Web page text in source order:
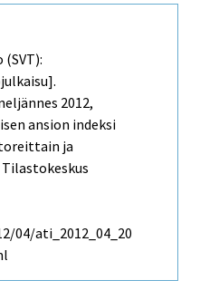
2012,
ansion indeksi
ja
ati_2012_04_20